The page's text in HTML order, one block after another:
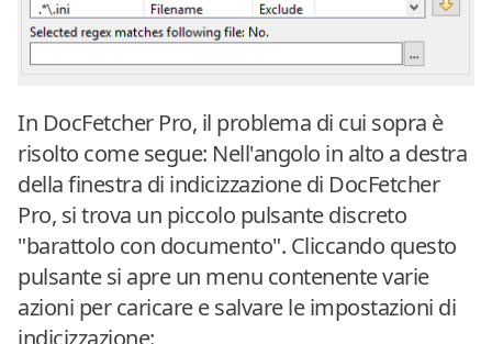
In DocFetcher Pro, il problema di cui sopra è
risolto come segue: Nell'angolo in alto a destra
della finestra di indicizzazione di DocFetcher
Pro, si trova un piccolo pulsante discreto
"barattolo con documento". Cliccando questo
pulsante si apre un menu contenente varie
azioni per caricare e salvare le impostazioni di